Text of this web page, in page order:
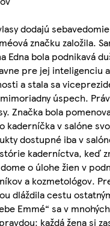
dodajú
značku
Edna bola podnikavá
pre jej inteligenciu
a stala sa
úspech.
Značka bola
kaderníčka v salóne
dostupné iba v
kaderníctva,
o úlohe žien v
a kozmetológov.
dláždila cestu
Emmé“ sa v
každá žena si